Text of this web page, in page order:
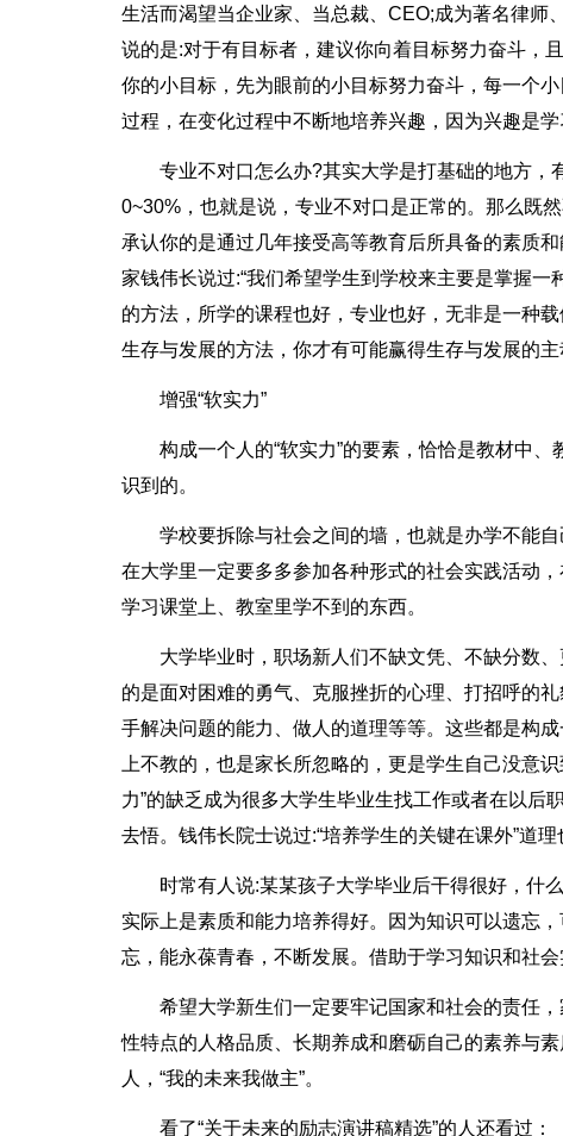
生活而渴望当企业家、当总裁、CEO;成为著名律师
说的是:对于有目标者，建议你向着目标努力奋斗，
你的小目标，先为眼前的小目标努力奋斗，每一个
过程，在变化过程中不断地培养兴趣，因为兴趣是学
专业不对口怎么办?其实大学是打基础的地方
0~30%，也就是说，专业不对口是正常的。那么既
承认你的是通过几年接受高等教育后所具备的素质
家钱伟长说过:“我们希望学生到学校来主要是掌握
的方法，所学的课程也好，专业也好，无非是一种
生存与发展的方法，你才有可能赢得生存与发展的主
增强“软实力”
构成一个人的“软实力”的要素，恰恰是教材中
识到的。
学校要拆除与社会之间的墙，也就是办学不能
在大学里一定要多多参加各种形式的社会实践活动
学习课堂上、教室里学不到的东西。
大学毕业时，职场新人们不缺文凭、不缺分数
的是面对困难的勇气、克服挫折的心理、打招呼的
手解决问题的能力、做人的道理等等。这些都是构
上不教的，也是家长所忽略的，更是学生自己没意
力”的缺乏成为很多大学生毕业生找工作或者在以后
去悟。钱伟长院士说过:“培养学生的关键在课外”道理
时常有人说:某某孩子大学毕业后干得很好，什
实际上是素质和能力培养得好。因为知识可以遗忘
忘，能永葆青春，不断发展。借助于学习知识和社
希望大学新生们一定要牢记国家和社会的责任
性特点的人格品质、长期养成和磨砺自己的素养与
人，“我的未来我做主”。
看了“关于未来的励志演讲稿精选”的人还看过：